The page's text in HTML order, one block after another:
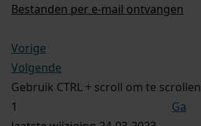
Bestanden per e-mail ontvangen
Vorige
Volgende
Gebruik CTRL + scroll om te scrollen
Ga